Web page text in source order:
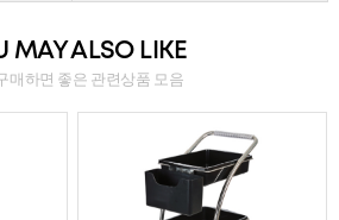
MAY ALSO LIKE
매하면 좋은 관련상품 모음